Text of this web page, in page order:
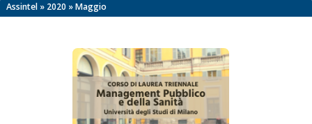
Assintel » 2020 » Maggio